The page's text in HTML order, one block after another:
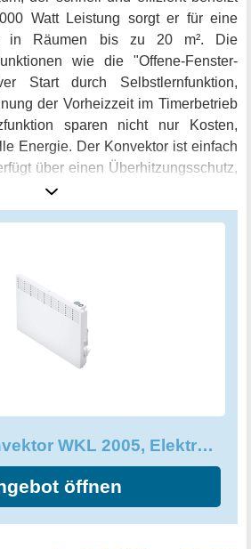
Watt Leistung sorgt er für eine
in Räumen bis zu 20 m². Die
wie die "Offene-Fenster-
Start durch Selbstlernfunktion,
der Vorheizzeit im Timerbetrieb
sparen nicht nur Kosten,
Energie. Der Konvektor ist einfach
über einen Überhitzungsschutz,
und einen integrierten
Dank des
selbsterklärende LC-Display
Bedienung. Mit einer
von 5° - 30°C ist der AEG
2005 sowohl als Übergangs- als
Der Lieferumfang umfasst
und die einfache Installation
zu einem zuverlässigen
AEG Wandkonvektor WKL 2005, Elektroheizung energiesparend, 236535
öffnen